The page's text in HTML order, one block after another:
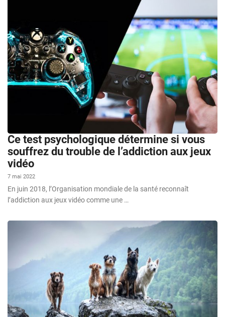
Ce test psychologique détermine si vous
souffrez du trouble de l’addiction aux jeux
vidéo
7 mai 2022
En juin 2018, l’Organisation mondiale de la santé reconnaît
l’addiction aux jeux vidéo comme une …